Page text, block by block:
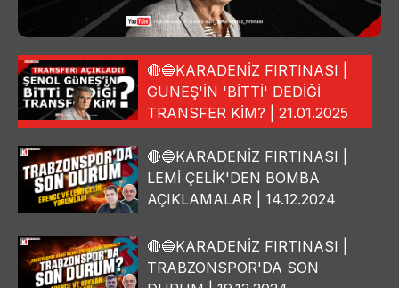
🔴🔵KARADENİZ FIRTINASI |
GÜNEŞ'İN 'BİTTİ' DEDİĞİ
TRANSFER KİM? | 21.01.2025
🔴🔵KARADENİZ FIRTINASI |
LEMİ ÇELİK'DEN BOMBA
AÇIKLAMALAR | 14.12.2024
🔴🔵KARADENİZ FIRTINASI |
TRABZONSPOR'DA SON